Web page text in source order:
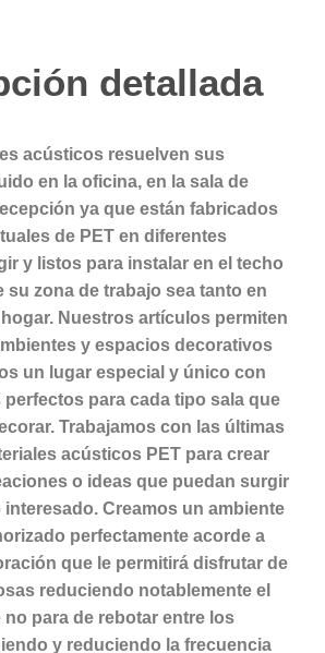
detallada
acústicos resuelven sus
en la oficina, en la sala de
ya que están fabricados
de PET en diferentes
y listos para instalar en el techo
su zona de trabajo sea tanto en
Nuestros artículos permiten
y espacios decorativos
un lugar especial y único con
para cada tipo sala que
Trabajamos con las últimas
acústicos PET para crear
o ideas que puedan surgir
Creamos un ambiente
perfectamente acorde a
que le permitirá disfrutar de
reduciendo notablemente el
para de rebotar entre los
y reduciendo la frecuencia